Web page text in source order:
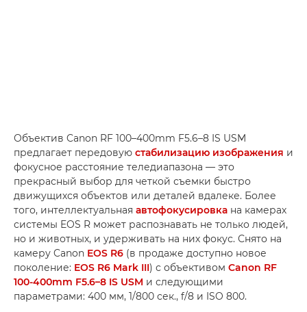
Объектив Canon RF 100–400mm F5.6–8 IS USM
предлагает передовую стабилизацию изображения и
фокусное расстояние теледиапазона — это
прекрасный выбор для четкой съемки быстро
движущихся объектов или деталей вдалеке. Более
того, интеллектуальная автофокусировка на камерах
системы EOS R может распознавать не только людей,
но и животных, и удерживать на них фокус. Снято на
камеру Canon EOS R6 (в продаже доступно новое
поколение: EOS R6 Mark III) с объективом Canon RF
100-400mm F5.6–8 IS USM и следующими
параметрами: 400 мм, 1/800 сек., f/8 и ISO 800.